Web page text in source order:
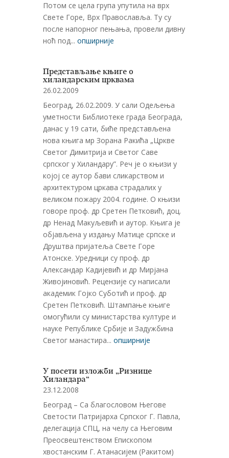
Потом се цела група упутила на врх
Свете Горе, Врх Православља. Ту су
после напорног пењања, провели дивну
ноћ под... опширније
Представљање књиге о
хиландарским црквама
26.02.2009
Београд, 26.02.2009. У сали Одељења
уметности Библиотеке града Београда,
данас у 19 сати, биће представљена
нова књига мр Зорана Ракића „Цркве
Светог Димитрија и Светог Саве
српског у Хиландару”. Реч је о књизи у
којој се аутор бави сликарством и
архитектуром цркава страдалих у
великом пожару 2004. године. О књизи
говоре проф. др Сретен Петковић, доц.
др Ненад Макуљевић и аутор. Књига је
објављена у издању Матице српске и
Друштва пријатеља Свете Горе
Атонске. Уредници су проф. др
Александар Кадијевић и др Мирјана
Живојиновић. Рецензије су написали
академик Гојко Суботић и проф. др
Сретен Петковић. Штампање књиге
омогућили су министарства културе и
науке Републике Србије и Задужбина
Светог манастира... опширније
У посети изложби „Ризнице
Хиландара“
23.12.2008
Београд – Са благословом Његове
Светости Патријарха Српског Г. Павла,
делегација СПЦ, на челу са Његовим
Преосвештенством Епископом
хвостанским Г. Атанасијем (Ракитом)